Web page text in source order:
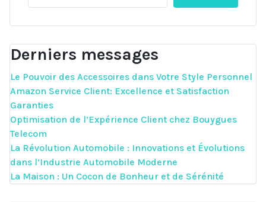
Derniers messages
Le Pouvoir des Accessoires dans Votre Style Personnel
Amazon Service Client: Excellence et Satisfaction
Garanties
Optimisation de l’Expérience Client chez Bouygues
Telecom
La Révolution Automobile : Innovations et Évolutions
dans l’Industrie Automobile Moderne
La Maison : Un Cocon de Bonheur et de Sérénité